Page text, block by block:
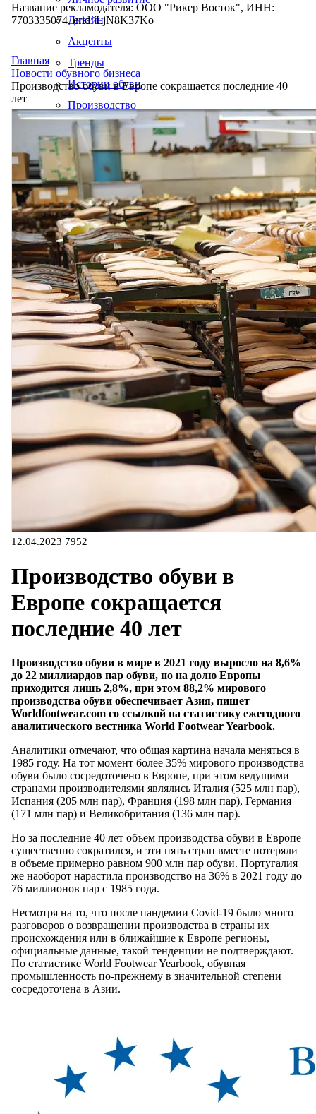
Дизайн
Акценты
Тренды
Истории обуви
Производство
Название рекламодателя: ООО "Рикер Восток", ИНН:
7703335074, erid: LjN8K37Ko
Главная
Новости обувного бизнеса
Производство обуви в Европе сокращается последние 40
лет
12.04.2023 7952
Производство обуви в
Европе сокращается
последние 40 лет
Производство обуви в мире в 2021 году выросло на 8,6%
до 22 миллиардов пар обуви, но на долю Европы
приходится лишь 2,8%, при этом 88,2% мирового
производства обуви обеспечивает Азия, пишет
Worldfootwear.com со ссылкой на статистику ежегодного
аналитического вестника World Footwear Yearbook.
Аналитики отмечают, что общая картина начала меняться в
1985 году. На тот момент более 35% мирового производства
обуви было сосредоточено в Европе, при этом ведущими
странами производителями являлись Италия (525 млн пар),
Испания (205 млн пар), Франция (198 млн пар), Германия
(171 млн пар) и Великобритания (136 млн пар).
Но за последние 40 лет объем производства обуви в Европе
существенно сократился, и эти пять стран вместе потеряли
в объеме примерно равном 900 млн пар обуви. Португалия
же наоборот нарастила производство на 36% в 2021 году до
76 миллионов пар с 1985 года.
Несмотря на то, что после пандемии Covid-19 было много
разговоров о возвращении производства в страны их
происхождения или в ближайшие к Европе регионы,
официальные данные, такой тенденции не подтверждают.
По статистике World Footwear Yearbook, обувная
промышленность по-прежнему в значительной степени
сосредоточена в Азии.